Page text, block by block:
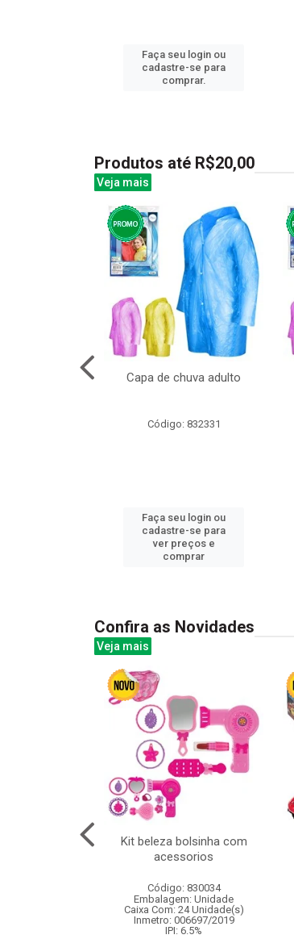
Faça seu login ou
cadastre-se para
comprar.
Produtos até R$20,00
Veja mais
Capa de chuva adulto
Código: 832331
Faça seu login ou
cadastre-se para
ver preços e
comprar
Confira as Novidades
Veja mais
Kit beleza bolsinha com
acessorios
Código: 830034
Embalagem: Unidade
Caixa Com: 24 Unidade(s)
Inmetro: 006697/2019
IPI: 6.5%